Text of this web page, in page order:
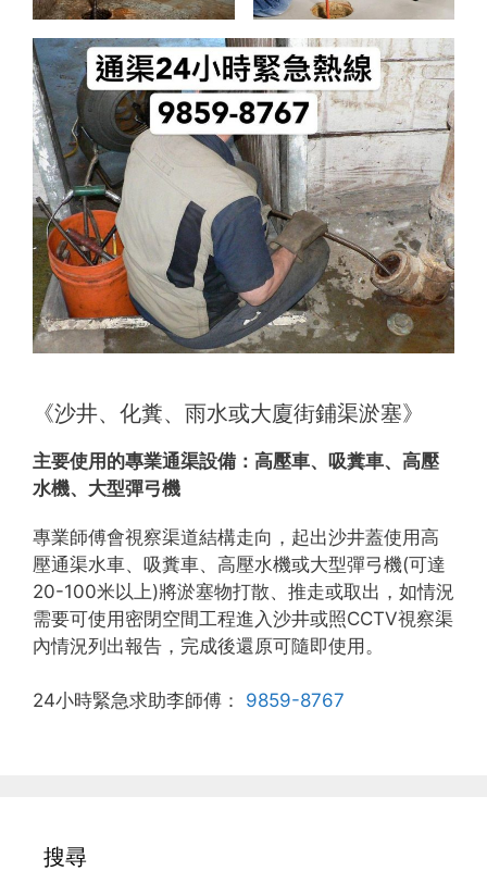
《沙井、化糞、雨水或大廈街鋪渠淤塞》
主要使用的專業通渠設備： 高壓車、吸糞車、高壓
水機、大型彈弓機
專業師傅會視察渠道結構走向，起出沙井蓋使用高
壓通渠水車、吸糞車、高壓水機或大型彈弓機(可達
20-100米以上)將淤塞物打散、推走或取出，如情況
需要可使用密閉空間工程進入沙井或照CCTV視察渠
內情況列出報告，完成後還原可隨即使用。
24小時緊急求助李師傅： 9859-8767
搜尋